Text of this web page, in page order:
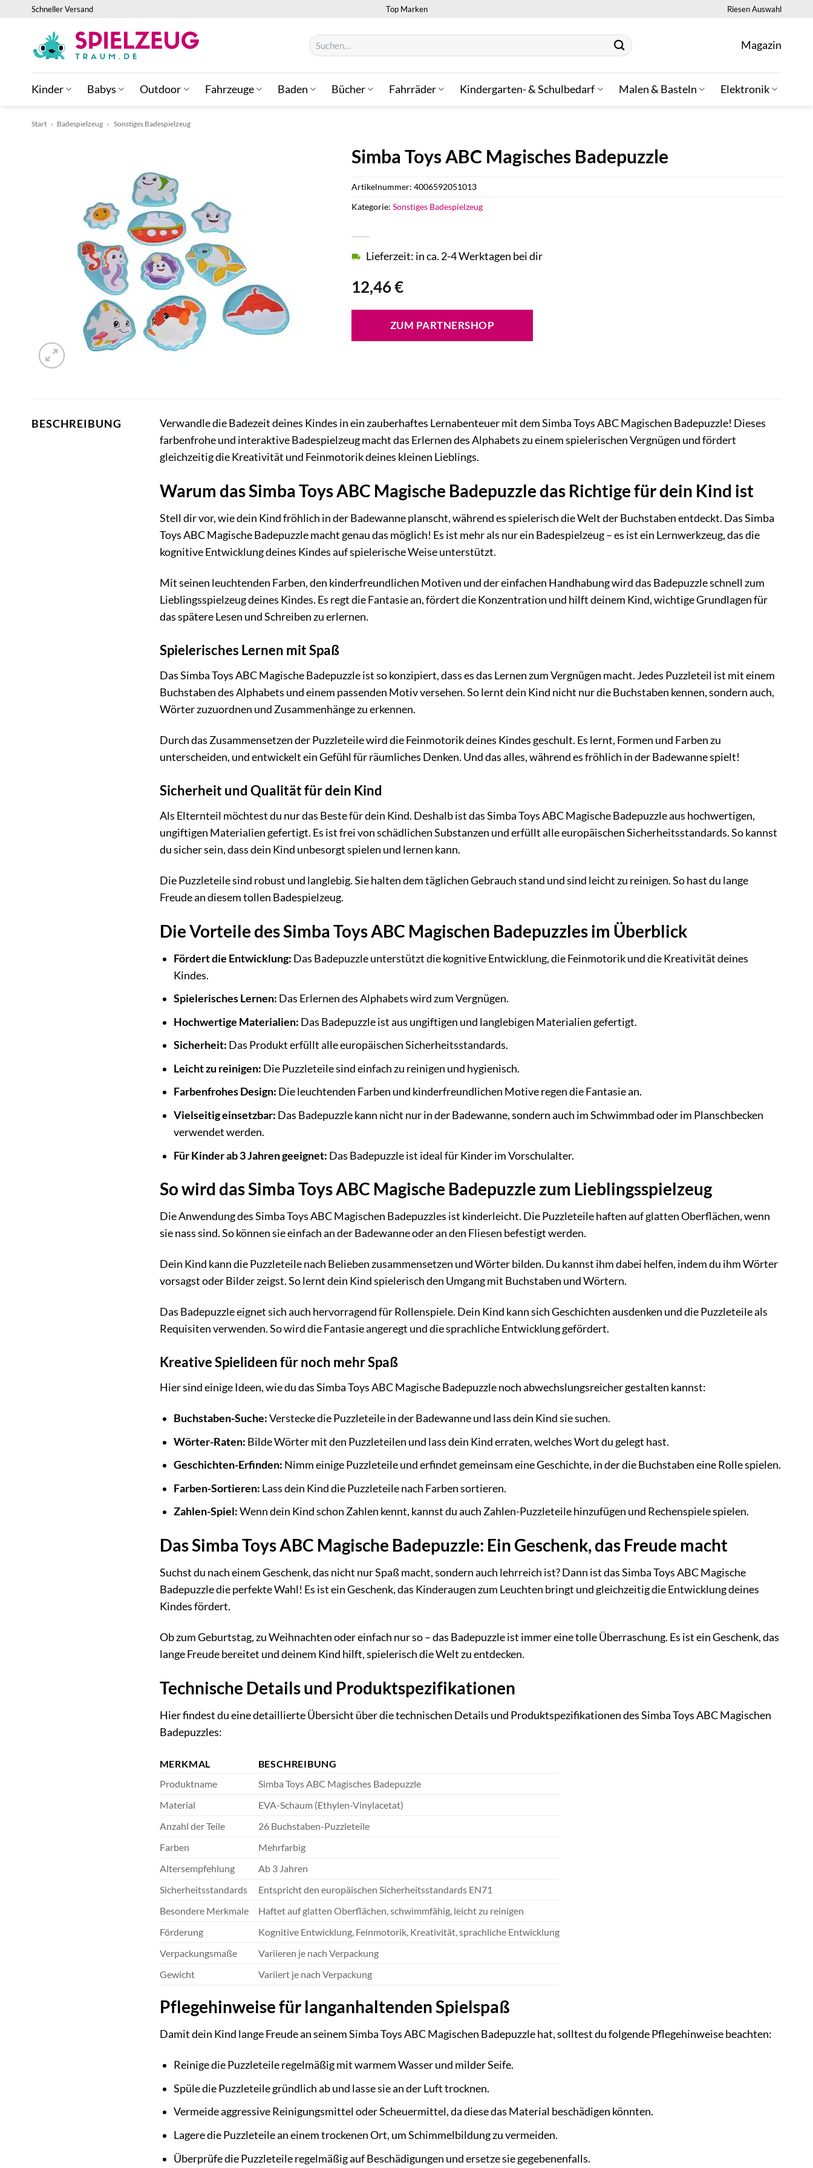
springen
Schneller Versand Top Marken Riesen Auswahl
Suchen
nach:
Magazin
Kinder Babys Outdoor Fahrzeuge Baden Bücher Fahrräder Kindergarten- & Schulbedarf Malen & Basteln Elektronik
Start » Badespielzeug » Sonstiges Badespielzeug
Simba Toys ABC Magisches Badepuzzle
12,46€
Lieferzeit: in ca. 2-4 Werktagen bei dir
ZUM PARTNERSHOP
Artikelnummer:4006592051013
Kategorie:Sonstiges Badespielzeug
BESCHREIBUNG
Verwandle die Badezeit deines Kindes in ein zauberhaftes Lernabenteuer mit dem Simba Toys ABC Magischen Badepuzzle! Dieses
farbenfrohe und interaktive Badespielzeug macht das Erlernen des Alphabets zu einem spielerischen Vergnügen und fördert
gleichzeitig die Kreativität und Feinmotorik deines kleinen Lieblings.
Warum das Simba Toys ABC Magische Badepuzzle das Richtige für dein Kind ist
Stell dir vor, wie dein Kind fröhlich in der Badewanne planscht, während es spielerisch die Welt der Buchstaben entdeckt. Das Simba
Toys ABC Magische Badepuzzle macht genau das möglich! Es ist mehr als nur ein Badespielzeug – es ist ein Lernwerkzeug, das die
kognitive Entwicklung deines Kindes auf spielerische Weise unterstützt.
Mit seinen leuchtenden Farben, den kinderfreundlichen Motiven und der einfachen Handhabung wird das Badepuzzle schnell zum
Lieblingsspielzeug deines Kindes. Es regt die Fantasie an, fördert die Konzentration und hilft deinem Kind, wichtige Grundlagen für
das spätere Lesen und Schreiben zu erlernen.
Spielerisches Lernen mit Spaß
Das Simba Toys ABC Magische Badepuzzle ist so konzipiert, dass es das Lernen zum Vergnügen macht. Jedes Puzzleteil ist mit einem
Buchstaben des Alphabets und einem passenden Motiv versehen. So lernt dein Kind nicht nur die Buchstaben kennen, sondern auch,
Wörter zuzuordnen und Zusammenhänge zu erkennen.
Durch das Zusammensetzen der Puzzleteile wird die Feinmotorik deines Kindes geschult. Es lernt, Formen und Farben zu
unterscheiden, und entwickelt ein Gefühl für räumliches Denken. Und das alles, während es fröhlich in der Badewanne spielt!
Sicherheit und Qualität für dein Kind
Als Elternteil möchtest du nur das Beste für dein Kind. Deshalb ist das Simba Toys ABC Magische Badepuzzle aus hochwertigen,
ungiftigen Materialien gefertigt. Es ist frei von schädlichen Substanzen und erfüllt alle europäischen Sicherheitsstandards. So kannst
du sicher sein, dass dein Kind unbesorgt spielen und lernen kann.
Die Puzzleteile sind robust und langlebig. Sie halten dem täglichen Gebrauch stand und sind leicht zu reinigen. So hast du lange
Freude an diesem tollen Badespielzeug.
Die Vorteile des Simba Toys ABC Magischen Badepuzzles im Überblick
Fördert die Entwicklung: Das Badepuzzle unterstützt die kognitive Entwicklung, die Feinmotorik und die Kreativität deines
Kindes.
Spielerisches Lernen: Das Erlernen des Alphabets wird zum Vergnügen.
Hochwertige Materialien: Das Badepuzzle ist aus ungiftigen und langlebigen Materialien gefertigt.
Sicherheit: Das Produkt erfüllt alle europäischen Sicherheitsstandards.
Leicht zu reinigen: Die Puzzleteile sind einfach zu reinigen und hygienisch.
Farbenfrohes Design: Die leuchtenden Farben und kinderfreundlichen Motive regen die Fantasie an.
Vielseitig einsetzbar: Das Badepuzzle kann nicht nur in der Badewanne, sondern auch im Schwimmbad oder im Planschbecken
verwendet werden.
Für Kinder ab 3 Jahren geeignet: Das Badepuzzle ist ideal für Kinder im Vorschulalter.
So wird das Simba Toys ABC Magische Badepuzzle zum Lieblingsspielzeug
Die Anwendung des Simba Toys ABC Magischen Badepuzzles ist kinderleicht. Die Puzzleteile haften auf glatten Oberflächen, wenn
sie nass sind. So können sie einfach an der Badewanne oder an den Fliesen befestigt werden.
Dein Kind kann die Puzzleteile nach Belieben zusammensetzen und Wörter bilden. Du kannst ihm dabei helfen, indem du ihm Wörter
vorsagst oder Bilder zeigst. So lernt dein Kind spielerisch den Umgang mit Buchstaben und Wörtern.
Das Badepuzzle eignet sich auch hervorragend für Rollenspiele. Dein Kind kann sich Geschichten ausdenken und die Puzzleteile als
Requisiten verwenden. So wird die Fantasie angeregt und die sprachliche Entwicklung gefördert.
Kreative Spielideen für noch mehr Spaß
Hier sind einige Ideen, wie du das Simba Toys ABC Magische Badepuzzle noch abwechslungsreicher gestalten kannst:
Buchstaben-Suche:Verstecke die Puzzleteile in der Badewanne und lass dein Kind sie suchen.
Wörter-Raten: Bilde Wörter mit den Puzzleteilen und lass dein Kind erraten, welches Wort du gelegt hast.
Geschichten-Erfinden: Nimm einige Puzzleteile und erfindet gemeinsam eine Geschichte, in der die Buchstaben eine Rolle spielen.
Farben-Sortieren: Lass dein Kind die Puzzleteile nach Farben sortieren.
Zahlen-Spiel:Wenn dein Kind schon Zahlen kennt, kannst du auch Zahlen-Puzzleteile hinzufügen und Rechenspiele spielen.
Das Simba Toys ABC Magische Badepuzzle: Ein Geschenk, das Freude macht
Suchst du nach einem Geschenk, das nicht nur Spaß macht, sondern auch lehrreich ist? Dann ist das Simba Toys ABC Magische
Badepuzzle die perfekte Wahl! Es ist ein Geschenk, das Kinderaugen zum Leuchten bringt und gleichzeitig die Entwicklung deines
Kindes fördert.
Ob zum Geburtstag, zu Weihnachten oder einfach nur so – das Badepuzzle ist immer eine tolle Überraschung. Es ist ein Geschenk, das
lange Freude bereitet und deinem Kind hilft, spielerisch die Welt zu entdecken.
Technische Details und Produktspezifikationen
Hier findest du eine detaillierte Übersicht über die technischen Details und Produktspezifikationen des Simba Toys ABC Magischen
Badepuzzles:
MERKMAL
BESCHREIBUNG
Produktname
Simba Toys ABC Magisches Badepuzzle
Material
EVA-Schaum (Ethylen-Vinylacetat)
Anzahl der Teile
26 Buchstaben-Puzzleteile
Farben
Mehrfarbig
Altersempfehlung
Ab 3 Jahren
Sicherheitsstandards
Entspricht den europäischen Sicherheitsstandards EN71
Besondere Merkmale
Haftet auf glatten Oberflächen, schwimmfähig, leicht zu reinigen
Förderung
Kognitive Entwicklung, Feinmotorik, Kreativität, sprachliche Entwicklung
Verpackungsmaße
Variieren je nach Verpackung
Gewicht
Variiert je nach Verpackung
Pflegehinweise für langanhaltenden Spielspaß
Damit dein Kind lange Freude an seinem Simba Toys ABC Magischen Badepuzzle hat, solltest du folgende Pflegehinweise beachten:
Reinige die Puzzleteile regelmäßig mit warmem Wasser und milder Seife.
Spüle die Puzzleteile gründlich ab und lasse sie an der Luft trocknen.
Vermeide aggressive Reinigungsmittel oder Scheuermittel, da diese das Material beschädigen könnten.
Lagere die Puzzleteile an einem trockenen Ort, um Schimmelbildung zu vermeiden.
Überprüfe die Puzzleteile regelmäßig auf Beschädigungen und ersetze sie gegebenenfalls.